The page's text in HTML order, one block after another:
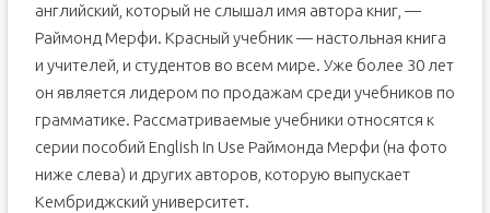
учебников «Grammar in Use» о том, как выучить
иностранный язык
Ksenia Donskaya
Возможность изучать английский и довести его до
приличного уровня сегодня есть у каждого, но
многие по-прежнему не могут освоить программу
продолжают с переменным успехом смотреть
сериалы на языке оригинала, скачивать приложения
и покупать самоучители. «Теории и практики»
поговорили с Иэном Куком, преподавателем и
английский, который не слышал имя автора книг, —
Раймонд Мерфи. Красный учебник — настольная книга
и учителей, и студентов во всем мире. Уже более 30 лет
он является лидером по продажам среди учебников по
грамматике. Рассматриваемые учебники относятся к
серии пособий English In Use Раймонда Мерфи (на фото
ниже слева) и других авторов, которую выпускает
Кембриджский университет.